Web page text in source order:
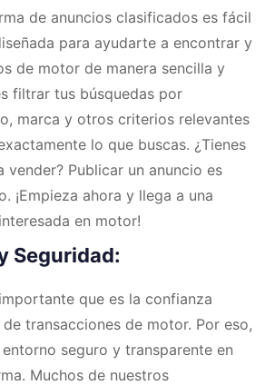
de anuncios clasificados es fácil
para ayudarte a encontrar y
de motor de manera sencilla y
filtrar tus búsquedas por
marca y otros criterios relevantes
lo que buscas. ¿Tienes
vender? Publicar un anuncio es
¡Empieza ahora y llega a una
en motor!
Seguridad:
que es la confianza
transacciones de motor. Por eso,
seguro y transparente en
Muchos de nuestros